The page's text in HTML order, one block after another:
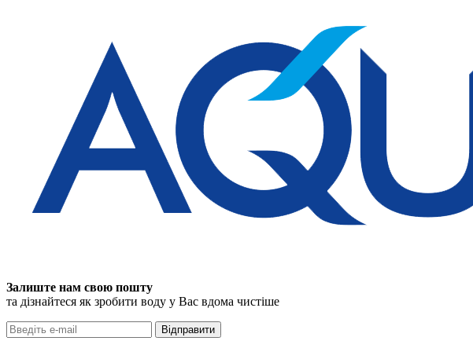
Залиште нам свою пошту
та дізнайтеся як зробити воду у Вас вдома чистіше
Відправити